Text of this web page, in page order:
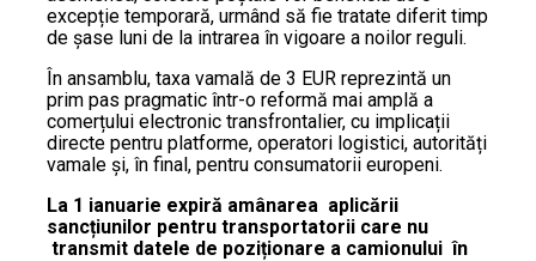
excepție temporară, urmând să fie tratate diferit timp
de șase luni de la intrarea în vigoare a noilor reguli.
În ansamblu, taxa vamală de 3 EUR reprezintă un
prim pas pragmatic într-o reformă mai amplă a
comerțului electronic transfrontalier, cu implicații
directe pentru platforme, operatori logistici, autorități
vamale și, în final, pentru consumatorii europeni.
La 1 ianuarie expiră amânarea aplicării
sancțiunilor pentru transportatorii care nu
transmit datele de poziționare a camionului în